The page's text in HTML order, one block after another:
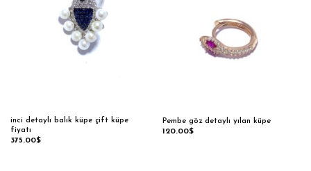
inci detaylı balık küpe çift küpe
fiyatı
375.00$
Pembe göz detaylı yılan küpe
120.00$